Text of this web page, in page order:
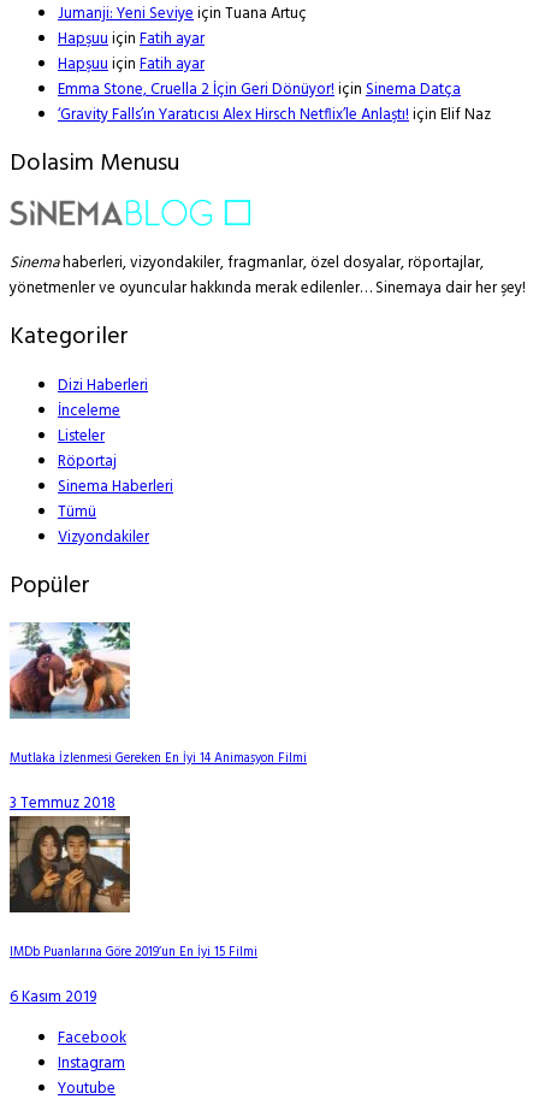
Jumanji: Yeni SeviyeiçinTuana Artuç
HapşuuiçinFatih ayar
HapşuuiçinFatih ayar
Emma Stone, Cruella 2 İçin Geri Dönüyor!içinSinema Datça
‘Gravity Falls’ın Yaratıcısı Alex Hirsch Netflix’le Anlaştı!içinElif Naz
Dolasim Menusu
Sinemahaberleri, vizyondakiler, fragmanlar, özel dosyalar, röportajlar,
yönetmenler ve oyuncular hakkında merak edilenler… Sinemaya dair her şey!
Kategoriler
Dizi Haberleri
İnceleme
Listeler
Röportaj
Sinema Haberleri
Tümü
Vizyondakiler
Popüler
Mutlaka İzlenmesi Gereken En İyi 14 Animasyon Filmi
3 Temmuz 2018
IMDb Puanlarına Göre 2019’un En İyi 15 Filmi
6 Kasım 2019
Facebook
Instagram
Youtube